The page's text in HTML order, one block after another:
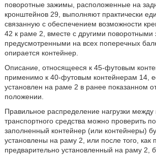
поворотные зажимы, расположенные на
кронштейнов 29, выполняют практически
связанную с обеспечением возможности
42 к раме 2, вместе с другими поворотными
предусмотренными на всех поперечных
опирается контейнер.
Описание, относящееся к 45-футовым
применимо к 40-футовым контейнерам 14,
установлен на раме 2 в ранее показанном
положении.
Правильное распределение нагрузки между
транспортного средства можно проверить
заполненный контейнер (или контейнеры)
установлены на раму 2, или после того, как
предварительно установленный на раму 2,